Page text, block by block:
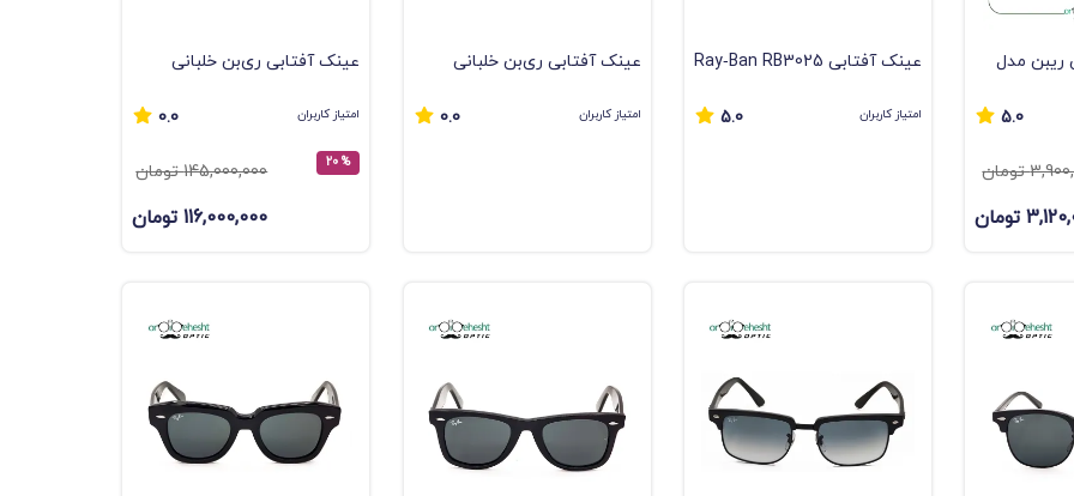
ریبن مدل
5.0
تومان
تومان
عینک آفتابی Ray‑Ban RB3025
Aviator طلایی با لنز قهوه‌ای امتیاز کاربران 5.0
عینک آفتابی ری‌بن خلبانی
(Aviator) فریم طلایی | عدسی امتیاز کاربران 0.0
عینک آفتابی ری‌بن خلبانی
(Aviator) پلاریزه - فریم برنزیامتیاز کاربران 0.0
% 20 145,000,000 تومان
116,000,000 تومان